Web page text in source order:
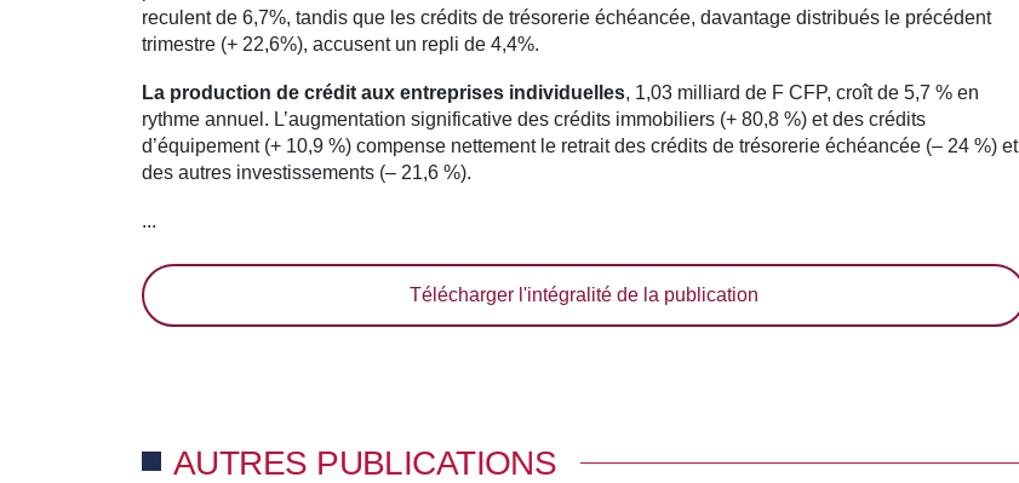
reculent de 6,7%, tandis que les crédits de trésorerie échéancée, davantage distribués le précédent
trimestre (+ 22,6%), accusent un repli de 4,4%.
La production de crédit aux entreprises individuelles, 1,03 milliard de F CFP, croît de 5,7 % en
rythme annuel. L’augmentation significative des crédits immobiliers (+ 80,8 %) et des crédits
d’équipement (+ 10,9 %) compense nettement le retrait des crédits de trésorerie échéancée (– 24 %) et
des autres investissements (– 21,6 %).
...
Télécharger l'intégralité de la publication
AUTRES PUBLICATIONS